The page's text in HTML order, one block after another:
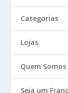
Categorias
Lojas
Quem Somos
Seja um